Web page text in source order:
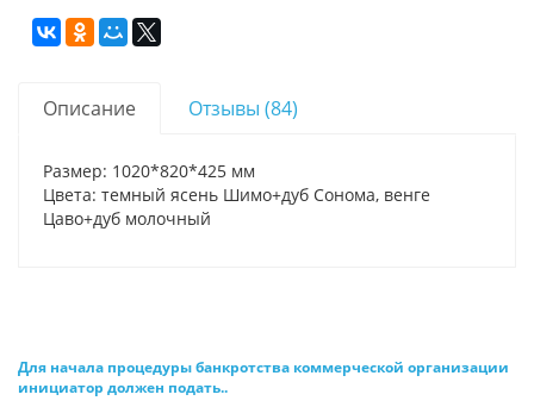
Описание Отзывы (84)
Размер: 1020*820*425 мм
Цвета: темный ясень Шимо+дуб Сонома, венге
Цаво+дуб молочный
Для начала процедуры банкротства коммерческой организации
инициатор должен подать..